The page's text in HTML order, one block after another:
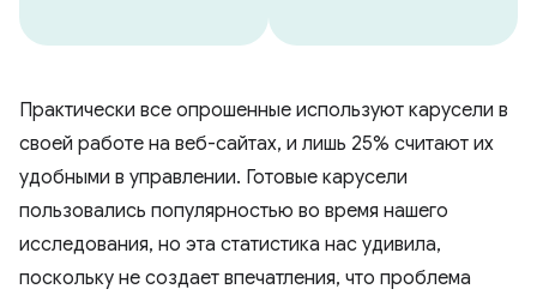
Практически все опрошенные используют карусели в
своей работе на веб-сайтах, и лишь 25% считают их
удобными в управлении. Готовые карусели
пользовались популярностью во время нашего
исследования, но эта статистика нас удивила,
поскольку не создает впечатления, что проблема